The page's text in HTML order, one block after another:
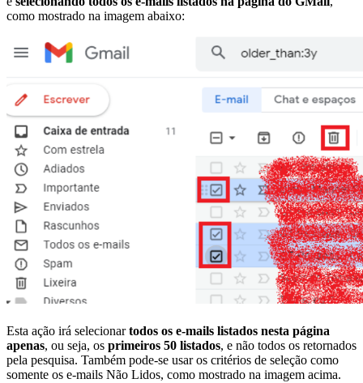
como mostrado na imagem abaixo:
Esta ação irá selecionartodos os e-mails listados nesta página
apenas, ou seja, os primeiros 50 listados, e não todos os retornados
pela pesquisa. Também pode-se usar os critérios de seleção como
somente os e-mails Não Lidos, como mostrado na imagem acima.